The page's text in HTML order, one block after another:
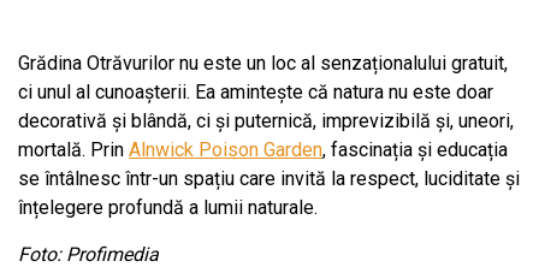
Grădina Otrăvurilor nu este un loc al senzaționalului gratuit,
ci unul al cunoașterii. Ea amintește că natura nu este doar
decorativă și blândă, ci și puternică, imprevizibilă și, uneori,
mortală. Prin Alnwick Poison Garden, fascinația și educația
se întâlnesc într-un spațiu care invită la respect, luciditate și
înțelegere profundă a lumii naturale.
Foto: Profimedia